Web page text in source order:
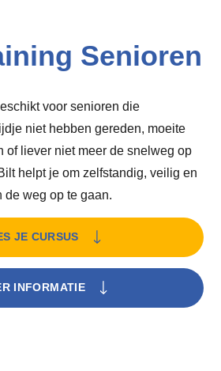
Senioren
voor senioren die
niet hebben gereden, moeite
of liever niet meer de snelweg op
helpt je om zelfstandig, veilig en
de weg op te gaan.
JE CURSUS
INFORMATIE